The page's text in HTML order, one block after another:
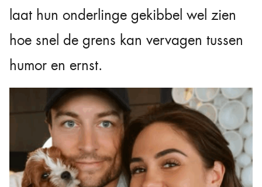
laat hun onderlinge gekibbel wel zien
hoe snel de grens kan vervagen tussen
humor en ernst.